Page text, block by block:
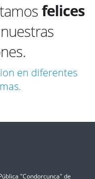
felices
en diferentes
"Condorcunca" de